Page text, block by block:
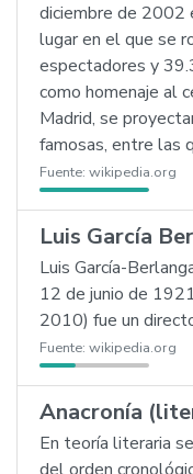
diciembre de 2002
lugar en el que se
espectadores y
como homenaje al
Madrid, se
famosas, entre las
Fuente: wikipedia.org
Luis García
Luis García-
12 de junio de
2010) fue un
Fuente: wikipedia.org
Anacronía
En teoría literaria